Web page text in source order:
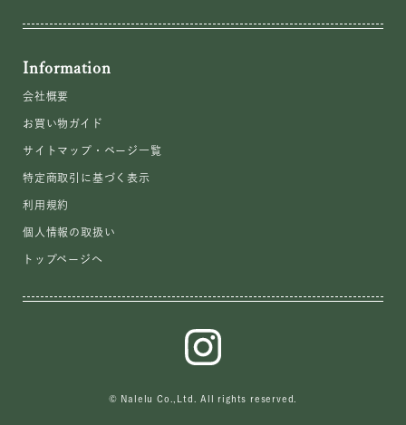
Information
会社概要
お買い物ガイド
サイトマップ・ページ一覧
特定商取引に基づく表示
利用規約
個人情報の取扱い
トップページへ
© Nalelu Co.,Ltd. All rights reserved.